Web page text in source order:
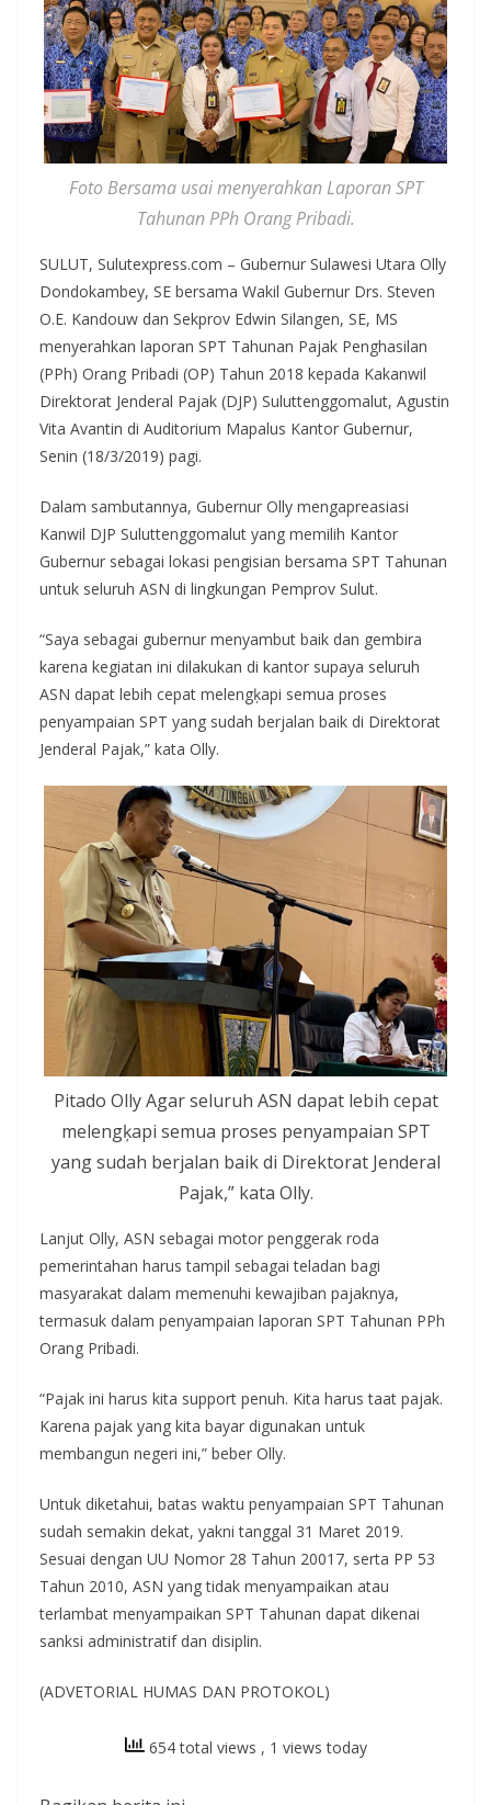
Foto Bersama usai menyerahkan Laporan SPT
Tahunan PPh Orang Pribadi.
SULUT, Sulutexpress.com – Gubernur Sulawesi Utara Olly
Dondokambey, SE bersama Wakil Gubernur Drs. Steven
O.E. Kandouw dan Sekprov Edwin Silangen, SE, MS
menyerahkan laporan SPT Tahunan Pajak Penghasilan
(PPh) Orang Pribadi (OP) Tahun 2018 kepada Kakanwil
Direktorat Jenderal Pajak (DJP) Suluttenggomalut, Agustin
Vita Avantin di Auditorium Mapalus Kantor Gubernur,
Senin (18/3/2019) pagi.
Dalam sambutannya, Gubernur Olly mengapreasiasi
Kanwil DJP Suluttenggomalut yang memilih Kantor
Gubernur sebagai lokasi pengisian bersama SPT Tahunan
untuk seluruh ASN di lingkungan Pemprov Sulut.
“Saya sebagai gubernur menyambut baik dan gembira
karena kegiatan ini dilakukan di kantor supaya seluruh
ASN dapat lebih cepat melengķapi semua proses
penyampaian SPT yang sudah berjalan baik di Direktorat
Jenderal Pajak,” kata Olly.
Pitado Olly Agar seluruh ASN dapat lebih cepat
melengķapi semua proses penyampaian SPT
yang sudah berjalan baik di Direktorat Jenderal
Pajak,” kata Olly.
Lanjut Olly, ASN sebagai motor penggerak roda
pemerintahan harus tampil sebagai teladan bagi
masyarakat dalam memenuhi kewajiban pajaknya,
termasuk dalam penyampaian laporan SPT Tahunan PPh
Orang Pribadi.
“Pajak ini harus kita support penuh. Kita harus taat pajak.
Karena pajak yang kita bayar digunakan untuk
membangun negeri ini,” beber Olly.
Untuk diketahui, batas waktu penyampaian SPT Tahunan
sudah semakin dekat, yakni tanggal 31 Maret 2019.
Sesuai dengan UU Nomor 28 Tahun 20017, serta PP 53
Tahun 2010, ASN yang tidak menyampaikan atau
terlambat menyampaikan SPT Tahunan dapat dikenai
sanksi administratif dan disiplin.
(ADVETORIAL HUMAS DAN PROTOKOL)
654 total views , 1 views today